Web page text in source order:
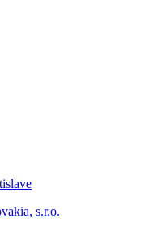
s.r.o.